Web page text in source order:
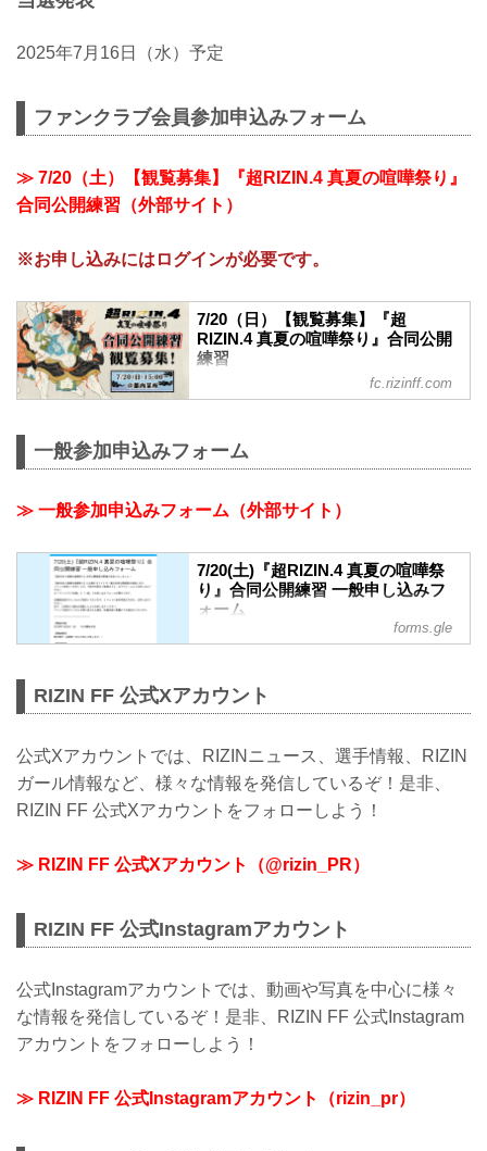
2025年7月16日（水）予定
ファンクラブ会員参加申込みフォーム
≫ 7/20（土）【観覧募集】『超RIZIN.4 真夏の喧嘩祭り』
合同公開練習（外部サイト）
※お申し込みにはログインが必要です。
7/20（日）【観覧募集】『超
RIZIN.4 真夏の喧嘩祭り』合同公開
練習
7月20日（日）都内某所にて『超RIZIN.4
本イベントに特別ご招待合同公開練習で
はファイター達の貴重な練習風景をご覧
しております！ 『超RIZIN.4 真夏の喧嘩
20日（日）15：00開始予定 ■開催場所 東
京都内某所※当選者へのみメールにてご
案内いたします。 ■参加料金 無料 ■イベ
ント内容『超RIZIN.4 真夏の喧嘩祭り』
fc.rizinff.com
一般参加申込みフォーム
≫ 一般参加申込みフォーム（外部サイト）
7/20(土)『超RIZIN.4 真夏の喧嘩祭
り』合同公開練習 一般申し込みフ
ォーム
『超RIZIN.4 真夏の喧嘩祭り』合同公開
るファイター達の合同公開練習を実施し
容をご確認のうえ、以下フォームよりお
申し込みください
※「ファンクラブ会員」と「一般」でお
申し込みフォームが異なります。
ます。イベントに参加可能な方のみ、お
申し込みください。
イベント参加キャンセ...
forms.gle
RIZIN FF 公式Xアカウント
公式Xアカウントでは、RIZINニュース、選手情報、RIZIN
ガール情報など、様々な情報を発信しているぞ！是非、
RIZIN FF 公式Xアカウントをフォローしよう！
≫ RIZIN FF 公式Xアカウント（@rizin_PR）
RIZIN FF 公式Instagramアカウント
公式Instagramアカウントでは、動画や写真を中心に様々
な情報を発信しているぞ！是非、RIZIN FF 公式Instagram
アカウントをフォローしよう！
≫ RIZIN FF 公式Instagramアカウント（rizin_pr）